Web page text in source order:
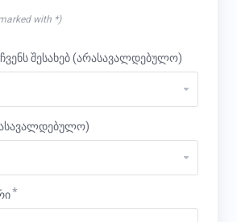
with *)
შესახებ (არასავალდებულო)